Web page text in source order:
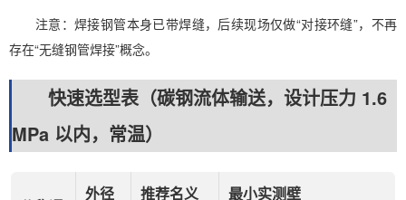
注意：焊接钢管本身已带焊缝，后续现场仅做“对接环缝”，不再
存在“无缝钢管焊接”概念。
快速选型表（碳钢流体输送，设计压力 1.6
MPa 以内，常温）
外径
推荐名义
最小实测壁